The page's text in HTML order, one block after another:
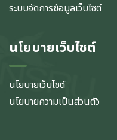
ระบบจัดการข้อมูลเว็บไซต์
นโยบายเว็บไซต์
นโยบายเว็บไซต์
นโยบายความเป็นส่วนตัว